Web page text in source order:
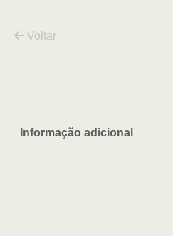
ESCOVADO
Voltar
Informação adicional